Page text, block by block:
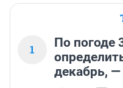
1
По погоде
декабрь,